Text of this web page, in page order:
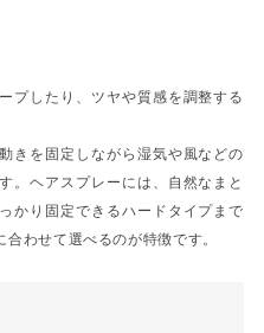
プしたり、ツヤや質感を調整する
きを固定しながら湿気や風などの
。ヘアスプレーには、自然なまと
かり固定できるハードタイプまで
わせて選べるのが特徴です。